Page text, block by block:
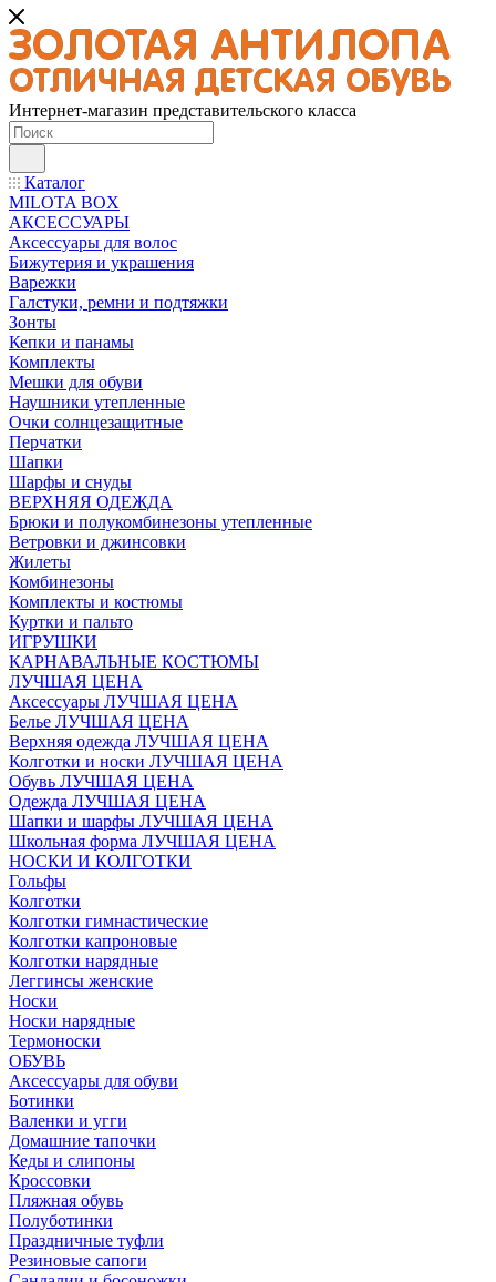
Интернет-магазин представительского класса
Каталог
MILOTA BOX
АКСЕССУАРЫ
Аксессуары для волос
Бижутерия и украшения
Варежки
Галстуки, ремни и подтяжки
Зонты
Кепки и панамы
Комплекты
Мешки для обуви
Наушники утепленные
Очки солнцезащитные
Перчатки
Шапки
Шарфы и снуды
ВЕРХНЯЯ ОДЕЖДА
Брюки и полукомбинезоны утепленные
Ветровки и джинсовки
Жилеты
Комбинезоны
Комплекты и костюмы
Куртки и пальто
ИГРУШКИ
КАРНАВАЛЬНЫЕ КОСТЮМЫ
ЛУЧШАЯ ЦЕНА
Аксессуары ЛУЧШАЯ ЦЕНА
Белье ЛУЧШАЯ ЦЕНА
Верхняя одежда ЛУЧШАЯ ЦЕНА
Колготки и носки ЛУЧШАЯ ЦЕНА
Обувь ЛУЧШАЯ ЦЕНА
Одежда ЛУЧШАЯ ЦЕНА
Шапки и шарфы ЛУЧШАЯ ЦЕНА
Школьная форма ЛУЧШАЯ ЦЕНА
НОСКИ И КОЛГОТКИ
Гольфы
Колготки
Колготки гимнастические
Колготки капроновые
Колготки нарядные
Леггинсы женские
Носки
Носки нарядные
Термоноски
ОБУВЬ
Аксессуары для обуви
Ботинки
Валенки и угги
Домашние тапочки
Кеды и слипоны
Кроссовки
Пляжная обувь
Полуботинки
Праздничные туфли
Резиновые сапоги